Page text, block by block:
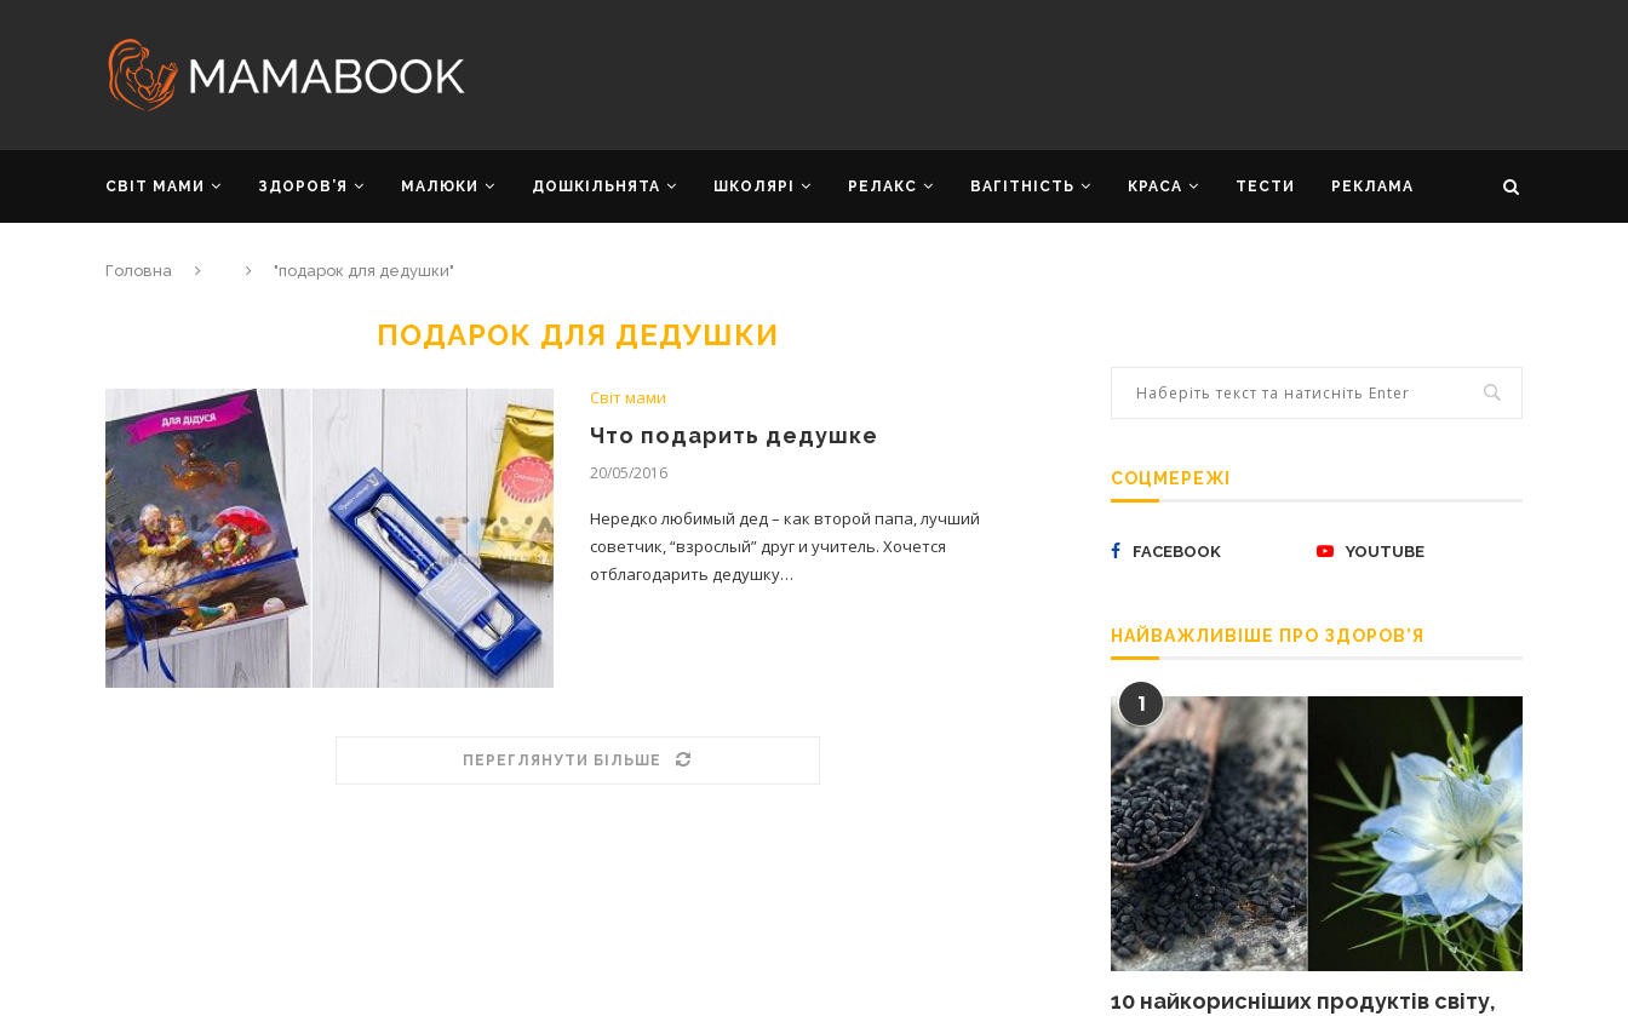
СВІТ МАМИ ЗДОРОВ’Я МАЛЮКИ ДОШКІЛЬНЯТА ШКОЛЯРІ РЕЛАКС ВАГІТНІСТЬ КРАСА ТЕСТИ РЕКЛАМА
Головна "подарок для дедушки"
ПОДАРОК ДЛЯ ДЕДУШКИ
Світ мами
Что подарить дедушке
20/05/2016
Нередко любимый дед – как второй папа, лучший
советчик, “взрослый” друг и учитель. Хочется
отблагодарить дедушку…
ПЕРЕГЛЯНУТИ БІЛЬШЕ
СОЦМЕРЕЖІ
FACEBOOK YOUTUBE
НАЙВАЖЛИВІШЕ ПРО ЗДОРОВ’Я
1
10 найкорисніших продуктів світу,